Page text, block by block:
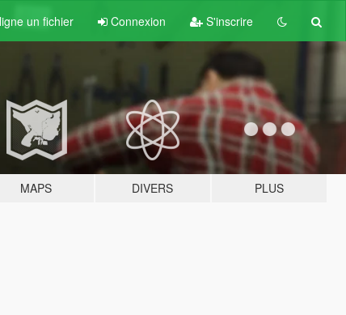
un fichier Connexion S'inscrire
MAPS DIVERS PLUS